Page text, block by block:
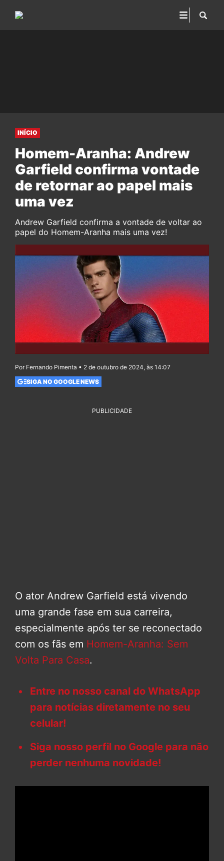
INÍCIO
Homem-Aranha: Andrew
Garfield confirma vontade
de retornar ao papel mais
uma vez
Andrew Garfield confirma a vontade de voltar ao
papel do Homem-Aranha mais uma vez!
Por Fernando Pimenta • 2 de outubro de 2024, às 14:07
SIGA NO GOOGLE NEWS
PUBLICIDADE
O ator Andrew Garfield está vivendo
uma grande fase em sua carreira,
especialmente após ter se reconectado
com os fãs em Homem-Aranha: Sem
Volta Para Casa.
Entre no nosso canal do WhatsApp
para notícias diretamente no seu
celular!
Siga nosso perfil no Google para não
perder nenhuma novidade!